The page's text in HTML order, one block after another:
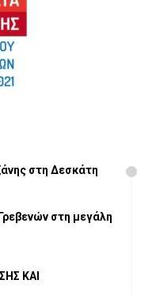
στη Δεσκάτη
στη μεγάλη
ΚΑΙ